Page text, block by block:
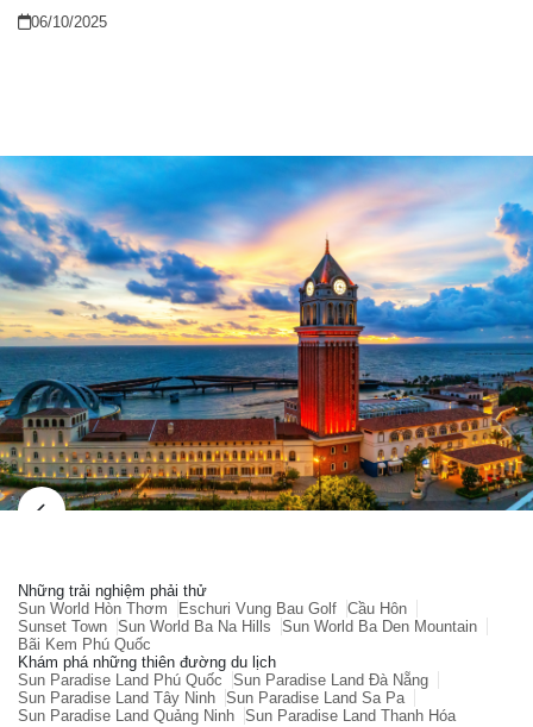
nghỉ dưỡng quen thuộc của du khách Hàn Quốc.
của họ.
06/10/2025
Những trải nghiệm phải thử
Sun World Hòn Thơm
Eschuri Vung Bau Golf Cầu Hôn
Sunset Town Sun World Ba Na Hills
Sun World Ba Den Mountain
Bãi Kem Phú Quốc
Khám phá những thiên đường du lịch
Sun Paradise Land Phú Quốc
Sun Paradise Land Đà Nẵng
Sun Paradise Land Tây Ninh Sun Paradise Land Sa Pa
Sun Paradise Land Quảng Ninh Sun Paradise Land Thanh Hóa